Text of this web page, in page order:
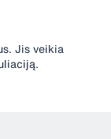
Jis veikia